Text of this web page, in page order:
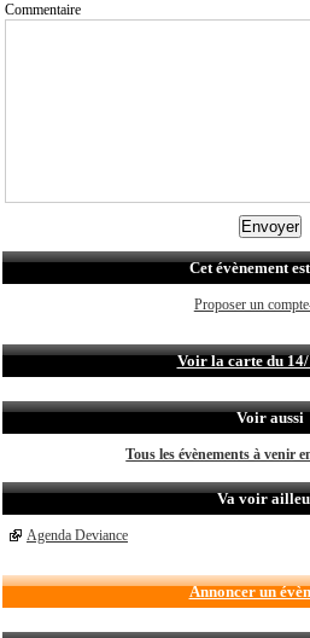
Commentaire
Cet évènement
Proposer un
Voir la carte du
Voir aussi
Tous les évènements à venir
Va voir
Agenda Deviance
Annoncer un